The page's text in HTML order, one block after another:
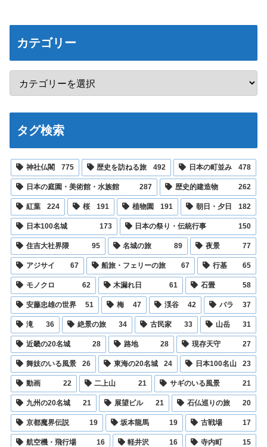
カテゴリー
タグ検索
神社仏閣 775 歴史を訪ねる旅 492 日本の町並み 478
日本の庭園・美術館・水族館 287 歴史的建造物 262
紅葉 224 桜 191 植物園 191 朝日・夕日 182
日本100名城 173 日本の祭り・伝統行事 150
住吉大社界隈 95 名城の旅 89 夜景 77
アジサイ 67 船旅・フェリーの旅 67 行基 65
モノクロ 62 木漏れ日 61 石畳 58
安藤忠雄の世界 51 梅 47 渓谷 42 バラ 37
滝 36 絶景の旅 34 古民家 33 山岳 31
近畿の20名城 28 路地 28 現存天守 27
舞妓のいる風景 26 東海の20名城 24 日本100名山 23
動画 22 二上山 21 サギのいる風景 21
九州の20名城 21 展望ビル 21 石仏巡りの旅 20
京都魔界伝説 19 坂本龍馬 19 古戦場 17
航空機・飛行場 16 軽井沢 16 寺内町 15